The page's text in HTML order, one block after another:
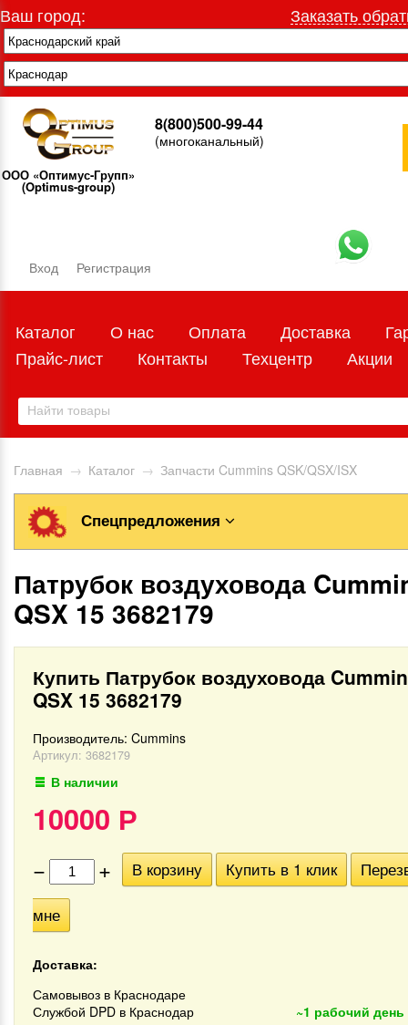
Ваш город: Заказать
ООО «Оптимус-Групп»
(Optimus-group)
8(800)500-99-44
(многоканальный)
Вход Регистрация
Каталог О нас Оплата Доставка
Прайс-лист
Контакты Техцентр Акции
Главная → Каталог → Запчасти Cummins QSK/QSX/ISX
Спецпредложения
Патрубок воздуховода
QSX 15 3682179
Купить Патрубок воздуховода
QSX 15 3682179
Производитель: Cummins
Артикул: 3682179
В наличии
10000 Р
−
+ В корзину Купить в 1 клик
мне
Доставка:
Самовывоз в Краснодаре
Службой DPD в Краснодар
~1 рабочий день